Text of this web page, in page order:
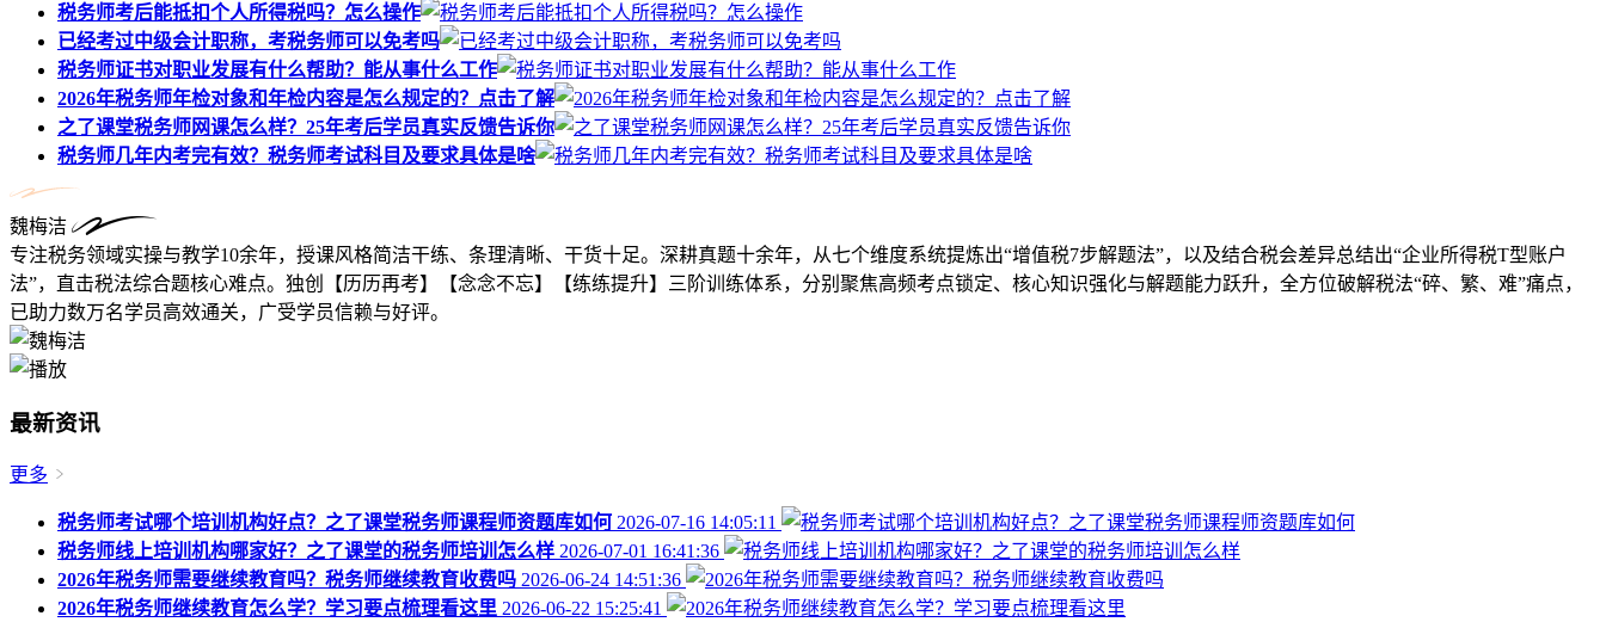
税务师考后能抵扣个人所得税吗？怎么操作
已经考过中级会计职称，考税务师可以免考吗
税务师证书对职业发展有什么帮助？能从事什么工作
2026年税务师年检对象和年检内容是怎么规定的？点击了解
之了课堂税务师网课怎么样？25年考后学员真实反馈告诉你
税务师几年内考完有效？税务师考试科目及要求具体是啥
魏梅洁
专注税务领域实操与教学10余年，授课风格简洁干练、条理清晰、干货十足。深耕真题十余年，从七个维度系统提炼出“增值税7步解题法”，以及结合税会差异总结出“企业所得税T型账户
法”，直击税法综合题核心难点。独创【历历再考】【念念不忘】【练练提升】三阶训练体系，分别聚焦高频考点锁定、核心知识强化与解题能力跃升，全方位破解税法“碎、繁、难”痛点，
已助力数万名学员高效通关，广受学员信赖与好评。
最新资讯
更多
税务师考试哪个培训机构好点？之了课堂税务师课程师资题库如何 2026-07-16 14:05:11
税务师线上培训机构哪家好？之了课堂的税务师培训怎么样 2026-07-01 16:41:36
2026年税务师需要继续教育吗？税务师继续教育收费吗 2026-06-24 14:51:36
2026年税务师继续教育怎么学？学习要点梳理看这里 2026-06-22 15:25:41